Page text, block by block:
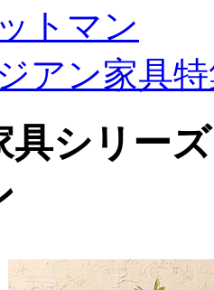
トマン
アン家具
具シリー